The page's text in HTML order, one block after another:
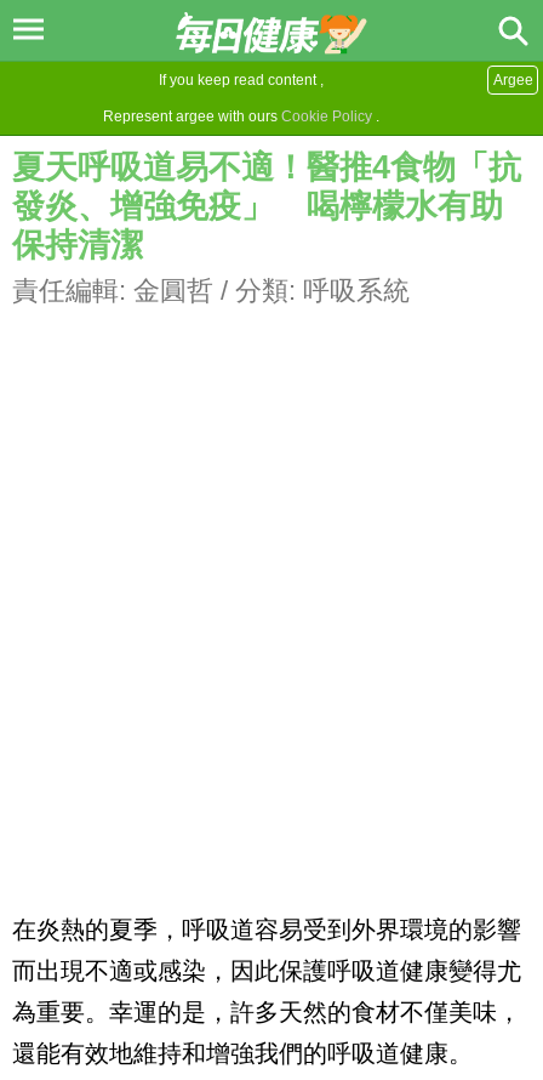
If you keep read content ,
Represent argee with ours Cookie Policy .
Argee
夏天呼吸道易不適！醫推4食物「抗
發炎、增強免疫」 喝檸檬水有助
保持清潔
責任編輯: 金圓哲 / 分類: 呼吸系統
在炎熱的夏季，呼吸道容易受到外界環境的影響
而出現不適或感染，因此保護呼吸道健康變得尤
為重要。幸運的是，許多天然的食材不僅美味，
還能有效地維持和增強我們的呼吸道健康。